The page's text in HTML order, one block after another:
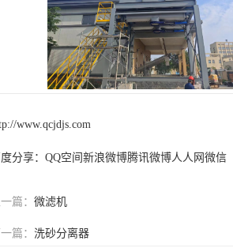
www.qcjdjs.com
分享： QQ空间 新浪微博腾讯微博人人网 微信
一篇： 微滤机
一篇： 洗砂分离器